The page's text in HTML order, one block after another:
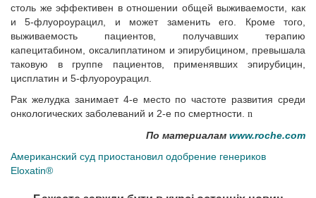
столь же эффективен в отношении общей выживаемости, как
и 5-флуороурацил, и может заменить его. Кроме того,
выживаемость пациентов, получавших терапию
капецитабином, оксалиплатином и эпирубицином, превышала
таковую в группе пациентов, применявших эпирубицин,
цисплатин и 5-флуороурацил.
Рак желудка занимает 4-е место по частоте развития среди
онкологических заболеваний и 2-е по смертности. n
По материалам www.roche.com
Американский суд приостановил одобрение генериков
Eloxatin®